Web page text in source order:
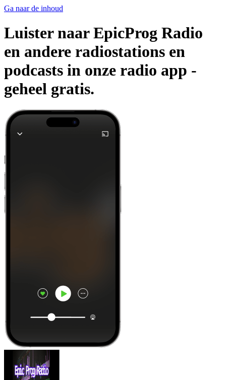
Ga naar de inhoud
Luister naar EpicProg Radio
en andere radiostations en
podcasts in onze radio app -
geheel gratis.